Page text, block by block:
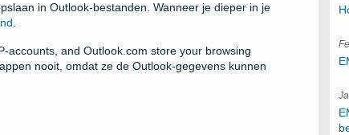
in Outlook-bestanden. Wanneer je dieper in je
accounts, and Outlook.com store your browsing
nooit, omdat ze de Outlook-gegevens kunnen